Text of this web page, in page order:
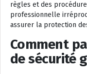
règles et des
professionnelle
assurer la protection
Comment
de sécurité